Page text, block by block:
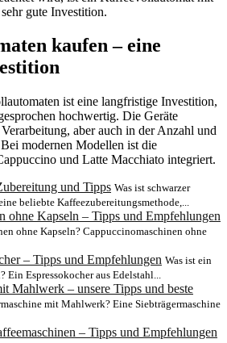
gute Investition.
kaufen – eine
ist eine langfristige Investition,
hochwertig. Die Geräte
aber auch in der Anzahl und
modernen Modellen ist die
und Latte Macchiato integriert.
und Tipps Was ist schwarzer
beliebte Kaffeezubereitungsmethode,...
ohne Kapseln – Tipps und Empfehlungen
ohne Kapseln? Cappuccinomaschinen ohne
– Tipps und Empfehlungen Was ist ein
Ein Espressokocher aus Edelstahl...
Mahlwerk – unsere Tipps und beste
mit Mahlwerk? Eine Siebträgermaschine
– Tipps und Empfehlungen